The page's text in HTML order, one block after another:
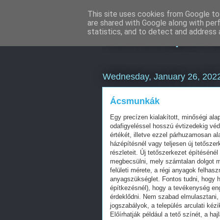
Wednesday, January 26,
Ácsmunkák
Egy precízen kialakított, minőségi
odafigyeléssel hosszú évtizedekig
értékét, illetve ezzel párhuzamosan
házépítésnél vagy teljesen új
részleteit. Új tetőszerkezet
megbecsülni, mely számtalan dolgot
felületi mérete, a régi anyagok
anyagszükséglet. Fontos tudni, hogy
építkezésnél), hogy a tevékenység
érdeklődni. Nem szabad
jogszabályok, a település arculati
Előírhatják például a tető színét, a
This site uses cookies from Google
are shared with Google along with
statistics, and to detect and address